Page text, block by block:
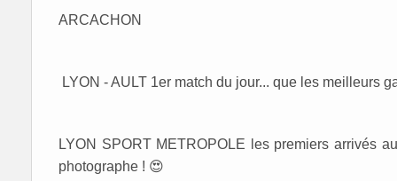
ARCACHON
LYON - AULT 1er match du jour... que les meilleurs
LYON SPORT METROPOLE les premiers arrivés
photographe ! 😍